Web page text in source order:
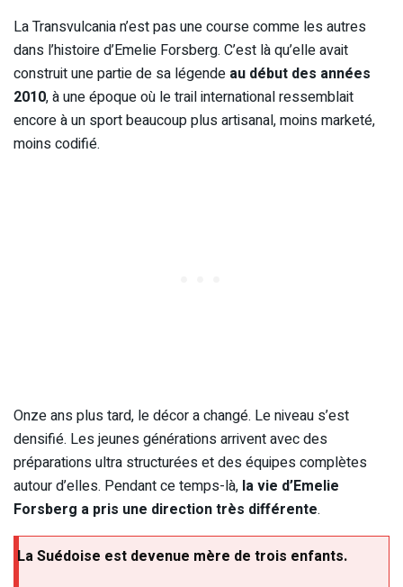
La Transvulcania n’est pas une course comme les autres
dans l’histoire d’Emelie Forsberg. C’est là qu’elle avait
construit une partie de sa légende au début des années
2010, à une époque où le trail international ressemblait
encore à un sport beaucoup plus artisanal, moins marketé,
moins codifié.
Onze ans plus tard, le décor a changé. Le niveau s’est
densifié. Les jeunes générations arrivent avec des
préparations ultra structurées et des équipes complètes
autour d’elles. Pendant ce temps-là, la vie d’Emelie
Forsberg a pris une direction très différente.
La Suédoise est devenue mère de trois enfants.